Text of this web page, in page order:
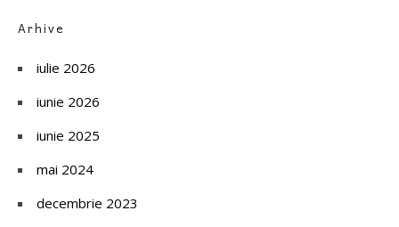
Arhive
iulie 2026
iunie 2026
iunie 2025
mai 2024
decembrie 2023